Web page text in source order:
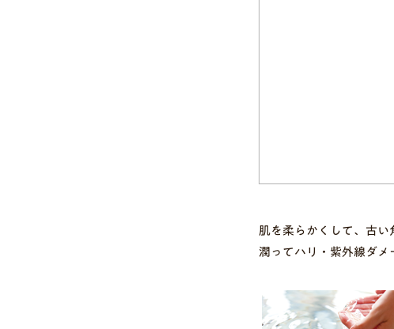
肌を柔らかくして、古い
潤ってハリ・紫外線ダメ